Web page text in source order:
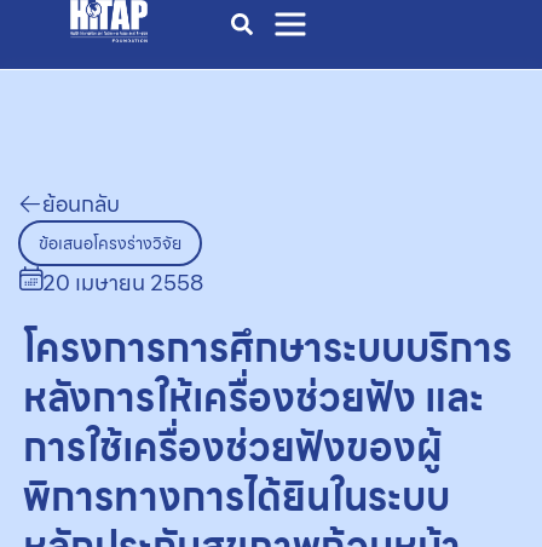
ย้อนกลับ
ข้อเสนอโครงร่างวิจัย
20 เมษายน 2558
โครงการการศึกษาระบบบริการ
หลังการให้เครื่องช่วยฟัง และ
การใช้เครื่องช่วยฟังของผู้
พิการทางการได้ยินในระบบ